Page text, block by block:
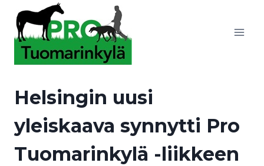
sisältöön
Helsingin uusi
yleiskaava synnytti Pro
Tuomarinkylä -liikkeen